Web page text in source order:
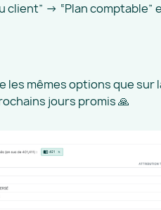
client” → “Plan comptable”
les mêmes options que sur
jours promis 🙏